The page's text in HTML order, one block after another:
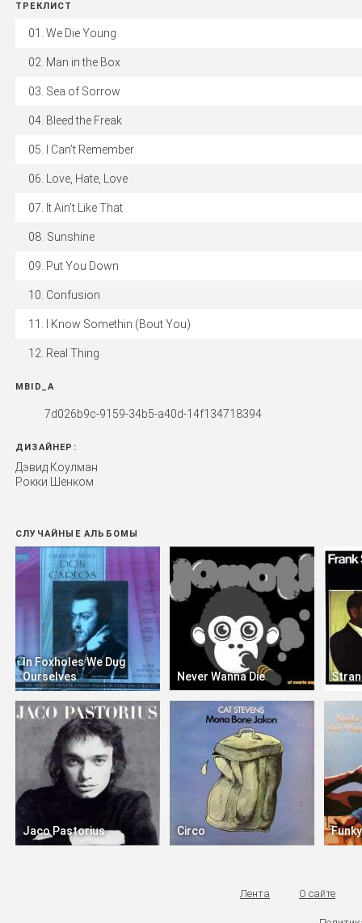
ТРЕКЛИСТ
We Die Young
Man in the Box
Sea of Sorrow
Bleed the Freak
I Can’t Remember
Love, Hate, Love
It Ain’t Like That
Sunshine
Put You Down
Confusion
I Know Somethin (Bout You)
Real Thing
MBID_A
7d026b9c-9159-34b5-a40d-14f134718394
ДИЗАЙНЕР:
Дэвид Коулман
Рокки Шенком
СЛУЧАЙНЫЕ АЛЬБОМЫ
In Foxholes We Dug
Ourselves
Never Wanna Die
Jaco Pastorius Circo
Лента О сайте